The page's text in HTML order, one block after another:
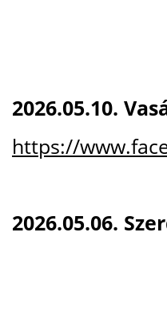
2026.05.10.
https://
2026.05.06.